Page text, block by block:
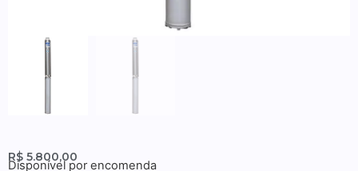
R$ 5.800,00
Disponível por encomenda